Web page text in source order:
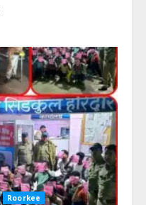
Roorkee